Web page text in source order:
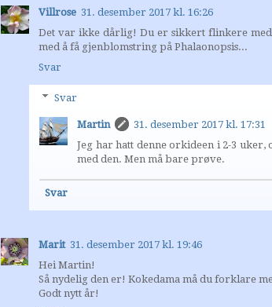
Villrose 31. desember 2017 kl. 16:26
Det var ikke dårlig! Du er sikkert flinkere
med å få gjenblomstring på Phalaonopsis...
Svar
Svar
Martin
31. desember 2017 kl. 17:31
Jeg har hatt denne orkideen i 2-3
med den. Men må bare prøve.
Svar
Marit 31. desember 2017 kl. 19:46
Hei Martin!
Så nydelig den er! Kokedama må du forklare
Godt nytt år!